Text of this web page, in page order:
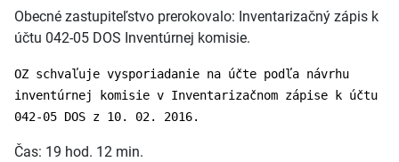
Obecné zastupiteľstvo prerokovalo: Inventarizačný zápis k
účtu 042-05 DOS Inventúrnej komisie.
OZ schvaľuje vysporiadanie na účte podľa návrhu
inventúrnej komisie v Inventarizačnom zápise k účtu
042-05 DOS z 10. 02. 2016.
Čas: 19 hod. 12 min.